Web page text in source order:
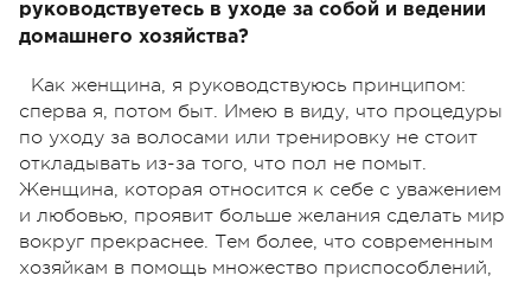
руководствуетесь в уходе за собой и ведении
домашнего хозяйства?
Как женщина, я руководствуюсь принципом:
сперва я, потом быт. Имею в виду, что процедуры
по уходу за волосами или тренировку не стоит
откладывать из-за того, что пол не помыт.
Женщина, которая относится к себе с уважением
и любовью, проявит больше желания сделать мир
вокруг прекраснее. Тем более, что современным
хозяйкам в помощь множество приспособлений,